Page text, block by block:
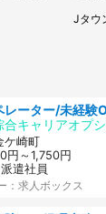
家
性が
Jタウ
合キャリアオプ
ケ崎町
円～1,750円
遣社員
：求人ボックス